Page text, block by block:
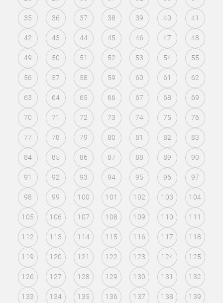
35 36 37 38 39 40 41
42 43 44 45 46 47 48
49 50 51 52 53 54 55
56 57 58 59 60 61 62
63 64 65 66 67 68 69
70 71 72 73 74 75 76
77 78 79 80 81 82 83
84 85 86 87 88 89 90
91 92 93 94 95 96 97
98 99 100 101 102 103 104
105 106 107 108 109 110 111
112 113 114 115 116 117 118
119 120 121 122 123 124 125
126 127 128 129 130 131 132
133 134 135 136 137 138 139